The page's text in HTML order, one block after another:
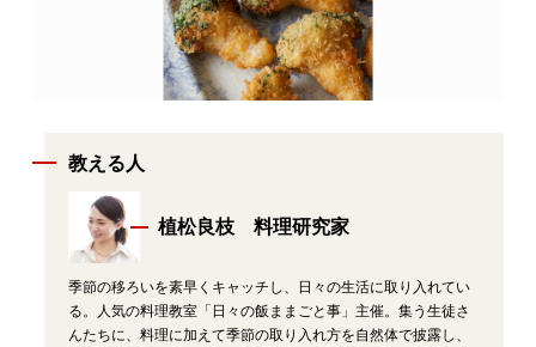
教える人
植松良枝 料理研究家
季節の移ろいを素早くキャッチし、日々の生活に取り入れてい
る。人気の料理教室「日々の飯ままごと事」主催。集う生徒さ
んたちに、料理に加えて季節の取り入れ方を自然体で披露し、